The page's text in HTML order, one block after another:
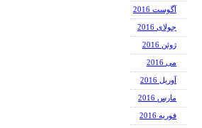
آگوست 2016
جولای 2016
ژوئن 2016
می 2016
آوریل 2016
مارس 2016
فوریه 2016